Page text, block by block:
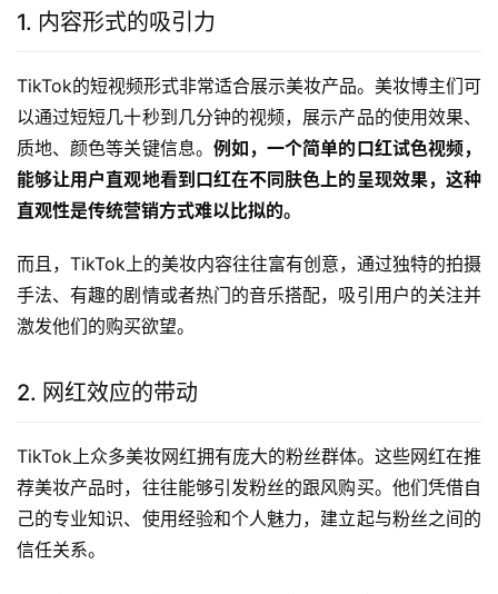
1. 内容形式的吸引力
TikTok的短视频形式非常适合展示美妆产品。美妆博主们可
以通过短短几十秒到几分钟的视频，展示产品的使用效果、
质地、颜色等关键信息。 例如，一个简单的口红试色视频，
能够让用户直观地看到口红在不同肤色上的呈现效果，这种
直观性是传统营销方式难以比拟的。
而且，TikTok上的美妆内容往往富有创意，通过独特的拍摄
手法、有趣的剧情或者热门的音乐搭配，吸引用户的关注并
激发他们的购买欲望。
2. 网红效应的带动
TikTok上众多美妆网红拥有庞大的粉丝群体。这些网红在推
荐美妆产品时，往往能够引发粉丝的跟风购买。他们凭借自
己的专业知识、使用经验和个人魅力，建立起与粉丝之间的
信任关系。